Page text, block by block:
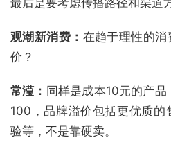
最后是要考虑传播路径和渠道
观潮新消费： 在趋于理性的
价？
常滢： 同样是成本10元的产
100，品牌溢价包括更优质
验等，不是靠硬卖。